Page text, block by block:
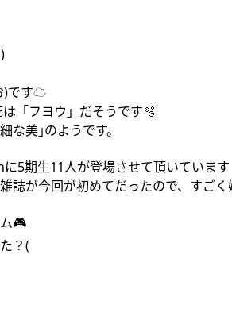
)です☁
「フヨウ」だそうです🫧
な美｣のようです。
5期生11人が登場させて頂いています
誌が今回が初めてだったので、すごく
🎮
？(